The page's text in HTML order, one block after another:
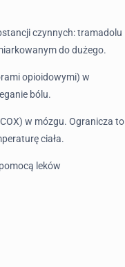
czynnych: tramadolu
do dużego.
opioidowymi) w
bólu.
w mózgu. Ogranicza to
ciała.
leków